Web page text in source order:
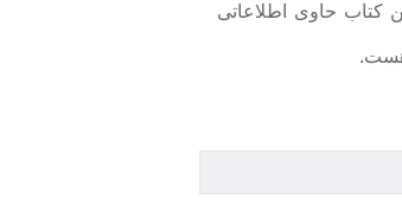
کتاب حاوی اطلاعاتی
هست.